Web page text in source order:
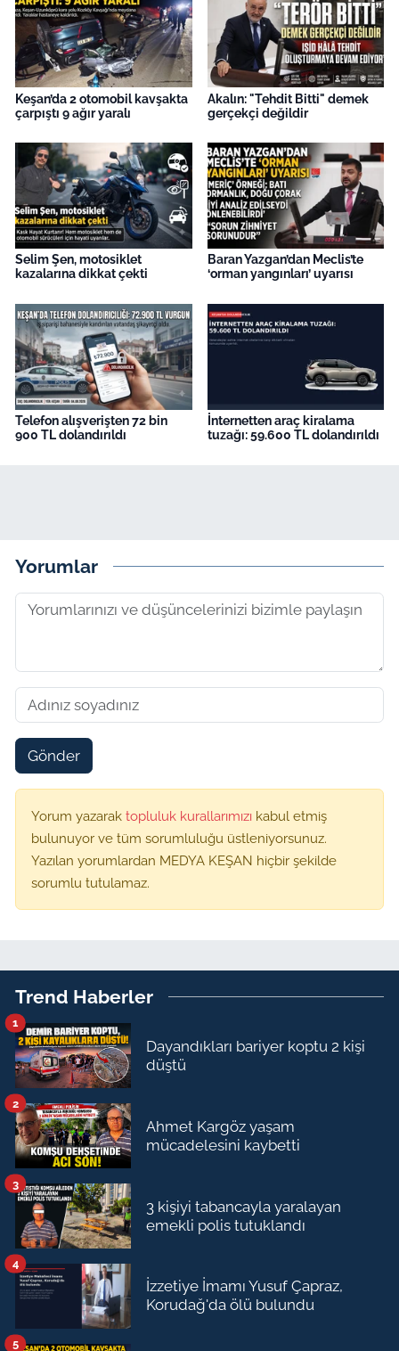
Keşan’da 2 otomobil kavşakta
çarpıştı 9 ağır yaralı
Akalın: "Tehdit Bitti" demek
gerçekçi değildir
Selim Şen, motosiklet
kazalarına dikkat çekti
Baran Yazgan’dan Meclis’te
‘orman yangınları’ uyarısı
Telefon alışverişten 72 bin
900 TL dolandırıldı
İnternetten araç kiralama
tuzağı: 59.600 TL dolandırıldı
Yorumlar
Gönder
Yorum yazarak topluluk kurallarımızı kabul etmiş
bulunuyor ve tüm sorumluluğu üstleniyorsunuz.
Yazılan yorumlardan MEDYA KEŞAN hiçbir şekilde
sorumlu tutulamaz.
Trend Haberler
Dayandıkları bariyer koptu 2 kişi
düştü
1
Ahmet Kargöz yaşam
mücadelesini kaybetti
2
3 kişiyi tabancayla yaralayan
emekli polis tutuklandı
3
İzzetiye İmamı Yusuf Çapraz,
Korudağ'da ölü bulundu
4
5